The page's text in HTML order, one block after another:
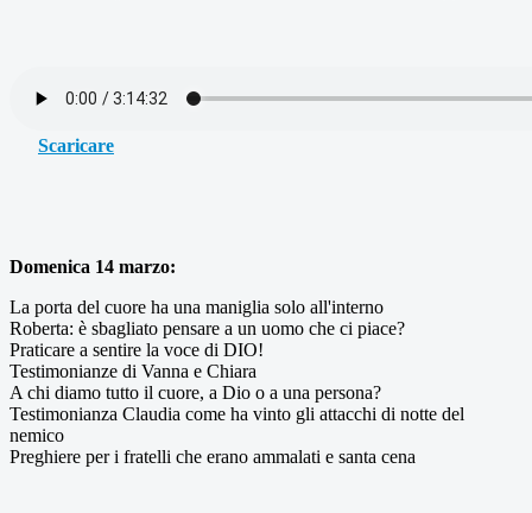
Scaricare
Domenica 14 marzo:
La porta del cuore ha una maniglia solo all'interno
Roberta: è sbagliato pensare a un uomo che ci piace?
Praticare a sentire la voce di DIO!
Testimonianze di Vanna e Chiara
A chi diamo tutto il cuore, a Dio o a una persona?
Testimonianza Claudia come ha vinto gli attacchi di notte del
nemico
Preghiere per i fratelli che erano ammalati e santa cena